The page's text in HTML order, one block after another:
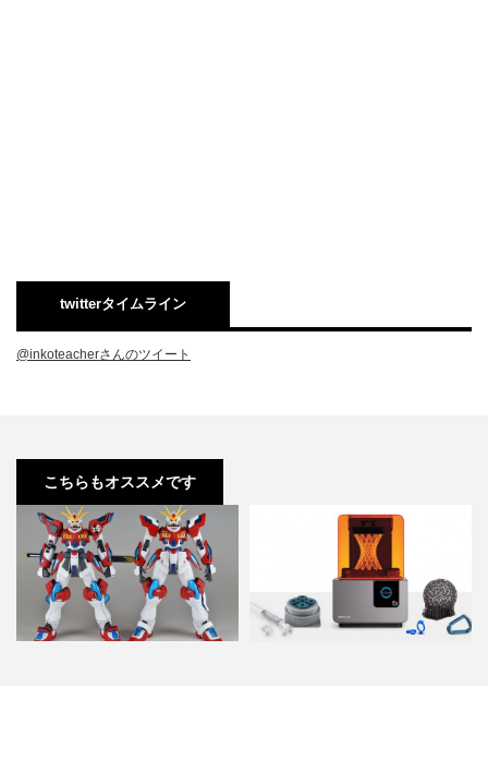
twitterタイムライン
@inkoteacherさんのツイート
こちらもオススメです